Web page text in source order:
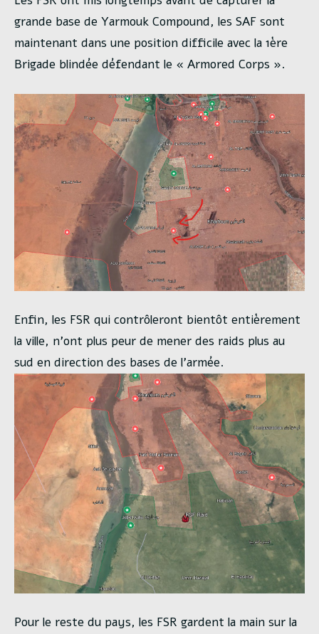
grande base de Yarmouk Compound, les SAF sont
maintenant dans une position difficile avec la 1ère
Brigade blindée défendant le « Armored Corps ».
Enfin, les FSR qui contrôleront bientôt entièrement
la ville, n’ont plus peur de mener des raids plus au
sud en direction des bases de l’armée.
Pour le reste du pays, les FSR gardent la main sur la